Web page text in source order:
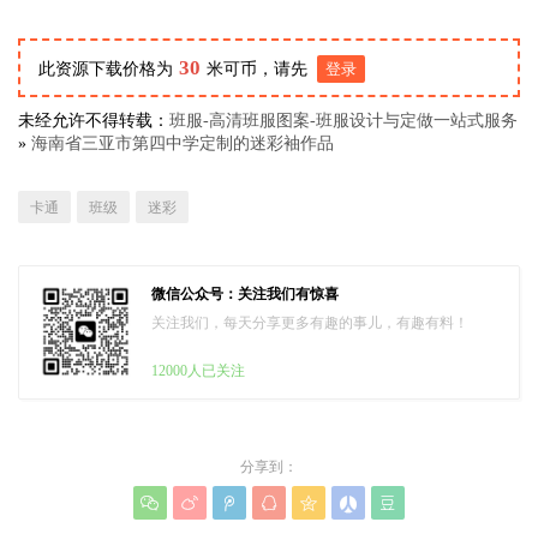
此资源下载价格为 30 米可币，请先 登录
未经允许不得转载： 班服-高清班服图案-班服设计与定做一站式服务
» 海南省三亚市第四中学定制的迷彩袖作品
卡通 班级 迷彩
微信公众号：关注我们有惊喜
关注我们，每天分享更多有趣的事儿，有趣有料！
12000人已关注
分享到：
      